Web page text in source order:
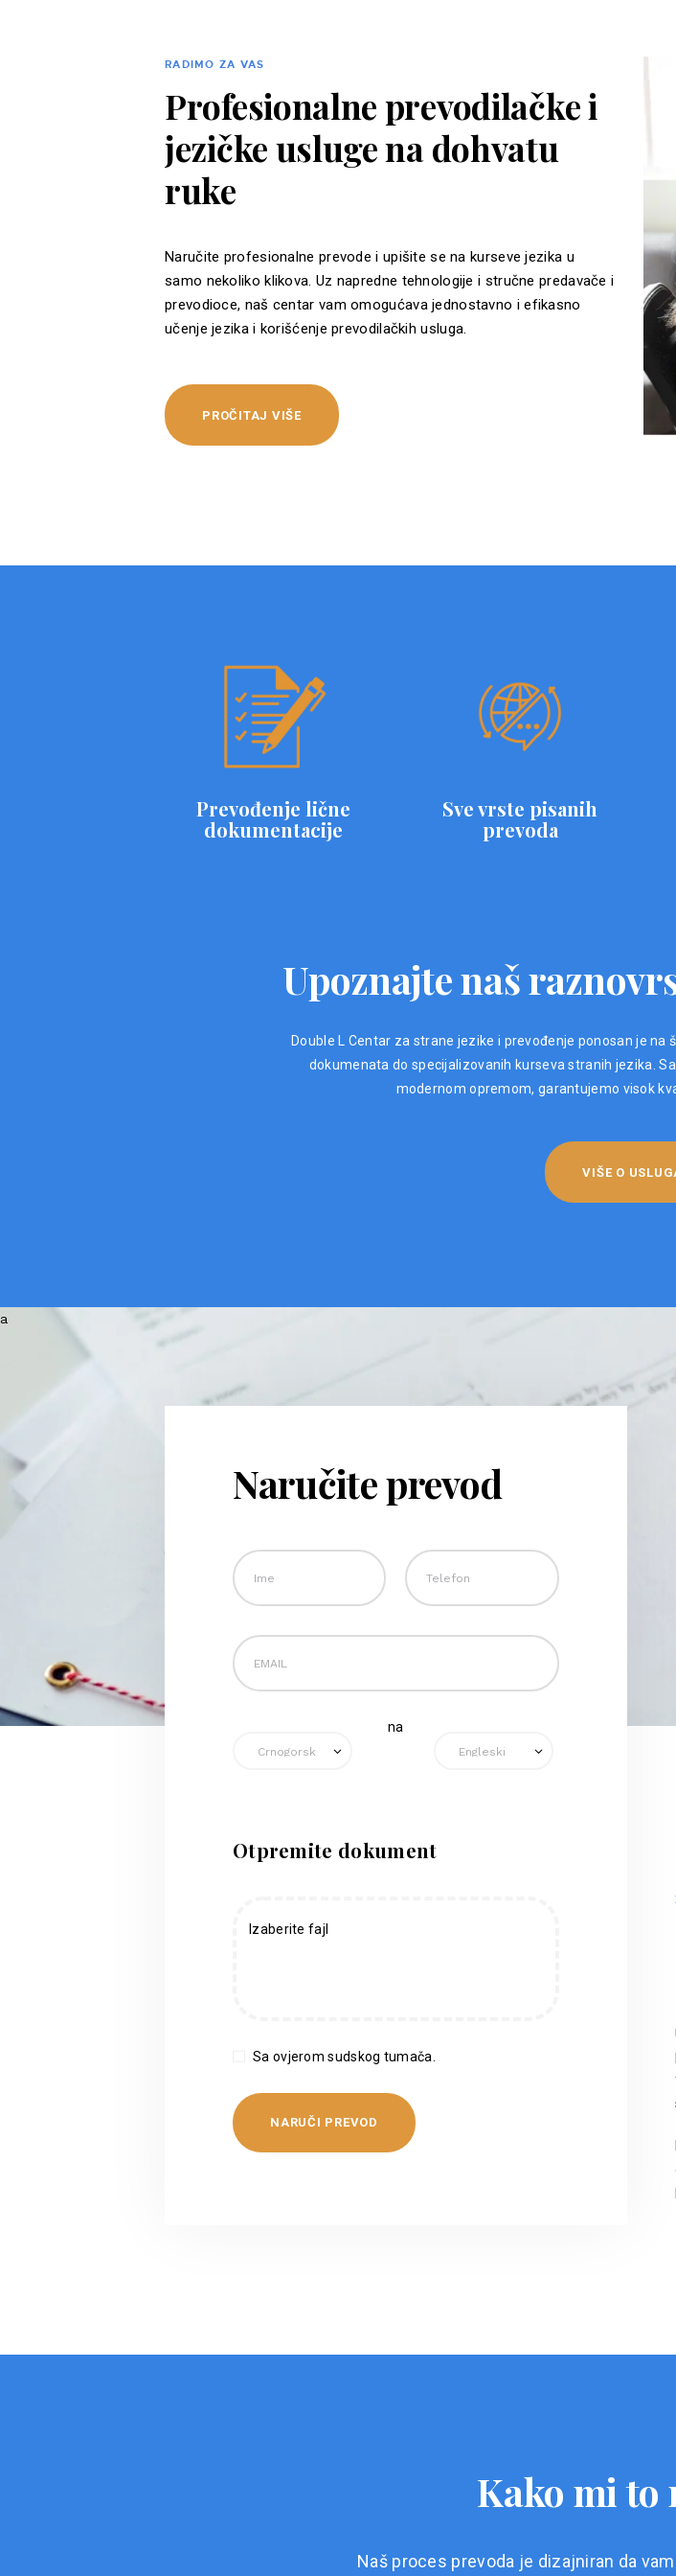
RADIMO ZA VAS
Profesionalne prevodilačke i
jezičke usluge na dohvatu
ruke
Naručite profesionalne prevode i upišite se na kurseve jezika u
samo nekoliko klikova. Uz napredne tehnologije i stručne predavače i
prevodioce, naš centar vam omogućava jednostavno i efikasno
učenje jezika i korišćenje prevodilačkih usluga.
PROČITAJ VIŠE
Prevođenje lične
dokumentacije
Sve vrste pisanih
prevoda
Upoznajte naš
Double L Centar za strane jezike i prevođenje ponosan je
dokumenata do specijalizovanih kurseva stranih jezika.
modernom opremom, garantujemo visok
VIŠE O
Naručite prevod
na
Otpremite dokument
Izaberite fajl
Sa ovjerom sudskog tumača.
Kako mi to
Naš proces prevoda je dizajniran da